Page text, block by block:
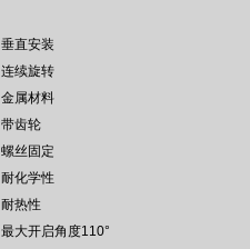
垂直安装
连续旋转
金属材料
带齿轮
螺丝固定
耐化学性
耐热性
最大开启角度110°